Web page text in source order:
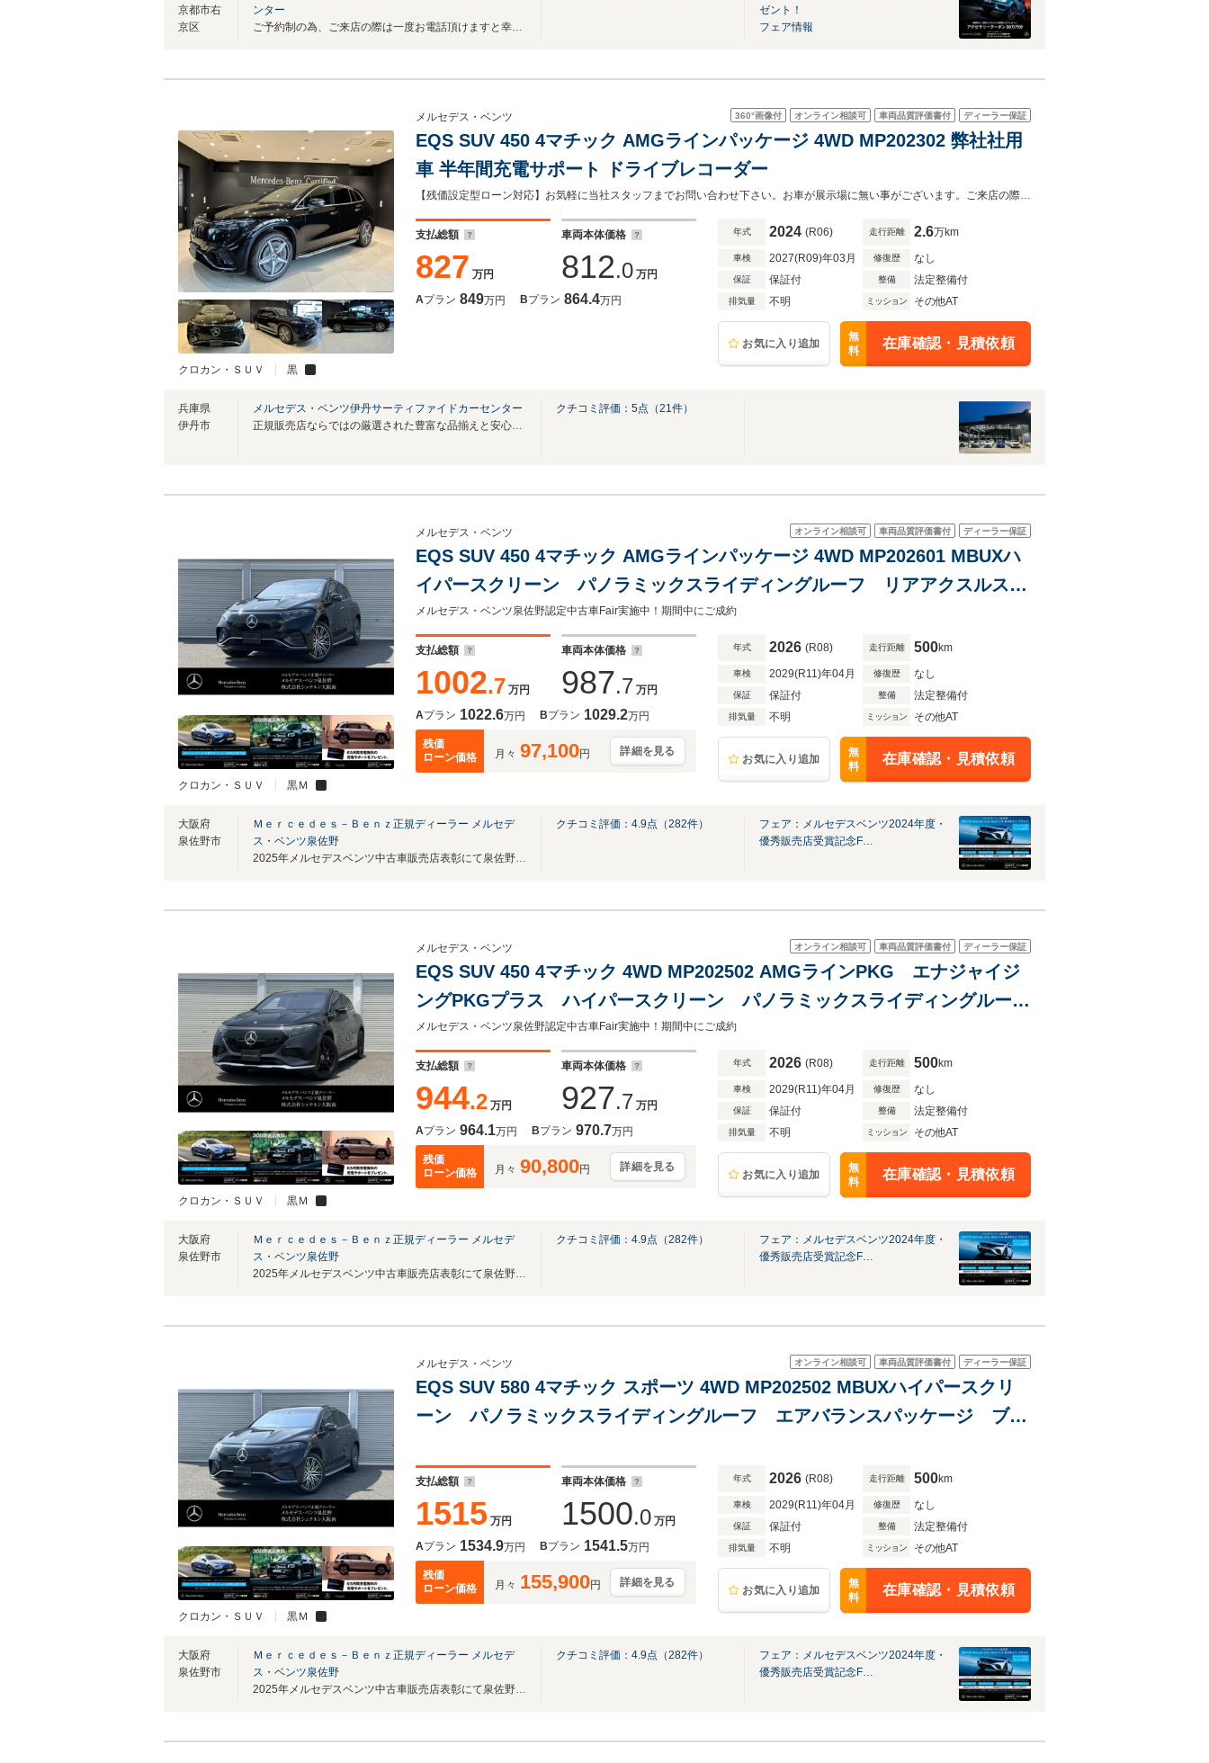
京都市右
京区
ンター
ご予約制の為、ご来店の際は一度お電話頂けますと幸いです。
ゼント！
フェア情報
クロカン・ＳＵＶ 黒
360°画像付 オンライン相談可 車両品質評価書付 ディーラー保証
メルセデス・ベンツ
EQS SUV 450 4マチック AMGラインパッケージ 4WD MP202302 弊社社用
車 半年間充電サポート ドライブレコーダー
【残価設定型ローン対応】お気軽に当社スタッフまでお問い合わせ下さい。お車が展示場に無い事がございます。ご来店の際は一度お電話にて在庫のご確認を御願い致します。
支払総額
827 万円
車両本体価格
812.0 万円
Aプラン 849万円 Bプラン 864.4万円
年式 2024 (R06) 走行距離 2.6万km
車検 2027(R09)年03月 修復歴 なし
保証 保証付 整備 法定整備付
排気量 不明 ミッション その他AT
お気に入り追加
無
料
在庫確認・見積依頼
兵庫県
伊丹市
メルセデス・ベンツ伊丹サーティファイドカーセンター
正規販売店ならではの厳選された豊富な品揃えと安心をお届け致します。
クチコミ評価： 5点（21件）
クロカン・ＳＵＶ 黒Ｍ
オンライン相談可 車両品質評価書付 ディーラー保証
メルセデス・ベンツ
EQS SUV 450 4マチック AMGラインパッケージ 4WD MP202601 MBUXハ
イパースクリーン パノラミックスライディングルーフ リアアクスルステ
アリング ベンチレーター エアバランスパッケージ エナジャイジングパ
ッケージ ARヘッドアップディスプレイ 新車保証継承
メルセデス・ベンツ泉佐野認定中古車Fair実施中！期間中にご成約
支払総額
1002.7 万円
車両本体価格
987.7 万円
Aプラン 1022.6万円 Bプラン 1029.2万円
残価
ローン価格
月々 97,100円 詳細を見る
年式 2026 (R08) 走行距離 500km
車検 2029(R11)年04月 修復歴 なし
保証 保証付 整備 法定整備付
排気量 不明 ミッション その他AT
お気に入り追加
無
料
在庫確認・見積依頼
大阪府
泉佐野市
Ｍｅｒｃｅｄｅｓ－Ｂｅｎｚ正規ディーラー メルセデ
ス・ベンツ泉佐野
2025年メルセデスベンツ中古車販売店表彰にて泉佐野店が優秀販売店に選ばれました！
クチコミ評価： 4.9点（282件）
フェア：メルセデスベンツ2024年度・
優秀販売店受賞記念F…
クロカン・ＳＵＶ 黒Ｍ
オンライン相談可 車両品質評価書付 ディーラー保証
メルセデス・ベンツ
EQS SUV 450 4マチック 4WD MP202502 AMGラインPKG エナジャイジ
ングPKGプラス ハイパースクリーン パノラミックスライディングルー
フ ARヘッドアップディスプレイ 本革シート&シートヒーター シートベ
ンチレーター アンビエントライト
メルセデス・ベンツ泉佐野認定中古車Fair実施中！期間中にご成約
支払総額
944.2 万円
車両本体価格
927.7 万円
Aプラン 964.1万円 Bプラン 970.7万円
残価
ローン価格
月々 90,800円 詳細を見る
年式 2026 (R08) 走行距離 500km
車検 2029(R11)年04月 修復歴 なし
保証 保証付 整備 法定整備付
排気量 不明 ミッション その他AT
お気に入り追加
無
料
在庫確認・見積依頼
大阪府
泉佐野市
Ｍｅｒｃｅｄｅｓ－Ｂｅｎｚ正規ディーラー メルセデ
ス・ベンツ泉佐野
2025年メルセデスベンツ中古車販売店表彰にて泉佐野店が優秀販売店に選ばれました！
クチコミ評価： 4.9点（282件）
フェア：メルセデスベンツ2024年度・
優秀販売店受賞記念F…
クロカン・ＳＵＶ 黒Ｍ
オンライン相談可 車両品質評価書付 ディーラー保証
メルセデス・ベンツ
EQS SUV 580 4マチック スポーツ 4WD MP202502 MBUXハイパースクリ
ーン パノラミックスライディングルーフ エアバランスパッケージ ブル
ッケージ リアアクスルステアリング 新車保証継承
支払総額
1515 万円
車両本体価格
1500.0 万円
Aプラン 1534.9万円 Bプラン 1541.5万円
残価
ローン価格
月々 155,900円 詳細を見る
年式 2026 (R08) 走行距離 500km
車検 2029(R11)年04月 修復歴 なし
保証 保証付 整備 法定整備付
排気量 不明 ミッション その他AT
お気に入り追加
無
料
在庫確認・見積依頼
大阪府
泉佐野市
Ｍｅｒｃｅｄｅｓ－Ｂｅｎｚ正規ディーラー メルセデ
ス・ベンツ泉佐野
2025年メルセデスベンツ中古車販売店表彰にて泉佐野店が優秀販売店に選ばれました！
クチコミ評価： 4.9点（282件）
フェア：メルセデスベンツ2024年度・
優秀販売店受賞記念F…